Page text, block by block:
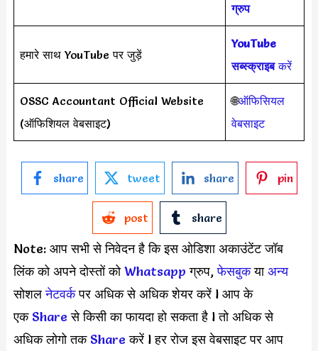
ग्रुप
हमारे साथ YouTube पर जुड़ें
YouTube
सब्स्क्राइबकरें
OSSC Accountant Official Website
(ऑफिशियल वेबसाइट)
🌐ऑफिसियल
वेबसाइट
share tweet share pin
post share
Note: आप सभी से निवेदन है कि इस ओडिशा अकाउंटेंट जॉब
लिंक को अपने दोस्तों कोWhatsapp ग्रुप,फेसबुकयाअन्य
सोशलनेटवर्कपर अधिक से अधिक शेयर करें l आप के
एक Shareसे किसी का फायदा हो सकता है l तो अधिक से
अधिक लोगो तकShareकरें l हर रोज इस वेबसाइट पर आप